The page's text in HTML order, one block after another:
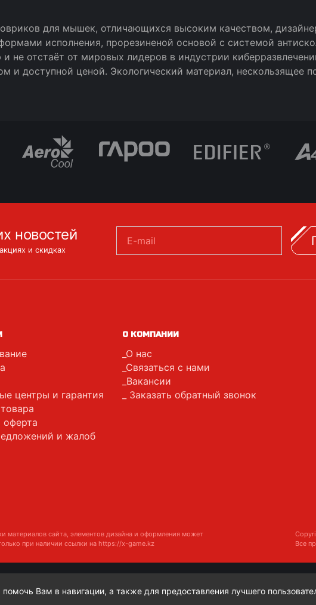
для мышек, отличающихся высоким качеством,
исполнения, прорезиненой основой с системой
не отстаёт от мировых лидеров в индустрии
и доступной ценой. Экологический материал, нескользящее
новостей
и скидках
E-mail
центры и гарантия
оферта
и жалоб
О КОМПАНИИ
О нас
Связаться с нами
Вакансии
Заказать обратный звонок
материалов сайта, элементов дизайна и оформления может
при наличии ссылки на https://x-game.kz
Все
Вам в навигации, а также для предоставления лучшего